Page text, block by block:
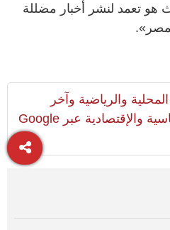
هو تعمد لنشر أخبار مضللة
المحلية والرياضية وآخر
المستجدات السياسية والإقتصادية عبر Google